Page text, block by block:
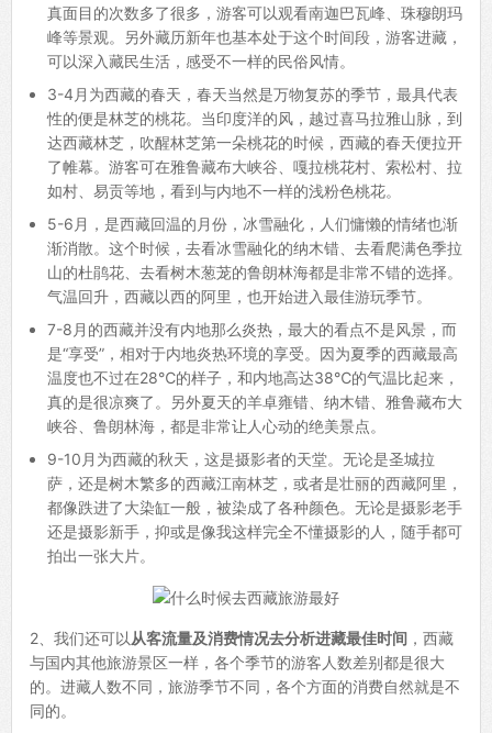
真面目的次数多了很多，游客可以观看南迦巴瓦峰、珠穆朗玛
峰等景观。另外藏历新年也基本处于这个时间段，游客进藏，
可以深入藏民生活，感受不一样的民俗风情。
3-4月为西藏的春天，春天当然是万物复苏的季节，最具代表
性的便是林芝的桃花。当印度洋的风，越过喜马拉雅山脉，到
达西藏林芝，吹醒林芝第一朵桃花的时候，西藏的春天便拉开
了帷幕。游客可在雅鲁藏布大峡谷、嘎拉桃花村、索松村、拉
如村、易贡等地，看到与内地不一样的浅粉色桃花。
5-6月，是西藏回温的月份，冰雪融化，人们慵懒的情绪也渐
渐消散。这个时候，去看冰雪融化的纳木错、去看爬满色季拉
山的杜鹃花、去看树木葱茏的鲁朗林海都是非常不错的选择。
气温回升，西藏以西的阿里，也开始进入最佳游玩季节。
7-8月的西藏并没有内地那么炎热，最大的看点不是风景，而
是“享受”，相对于内地炎热环境的享受。因为夏季的西藏最高
温度也不过在28℃的样子，和内地高达38℃的气温比起来，
真的是很凉爽了。另外夏天的羊卓雍错、纳木错、雅鲁藏布大
峡谷、鲁朗林海，都是非常让人心动的绝美景点。
9-10月为西藏的秋天，这是摄影者的天堂。无论是圣城拉
萨，还是树木繁多的西藏江南林芝，或者是壮丽的西藏阿里，
都像跌进了大染缸一般，被染成了各种颜色。无论是摄影老手
还是摄影新手，抑或是像我这样完全不懂摄影的人，随手都可
拍出一张大片。
2、我们还可以 从客流量及消费情况去分析进藏最佳时间 ，西藏
与国内其他旅游景区一样，各个季节的游客人数差别都是很大
的。进藏人数不同，旅游季节不同，各个方面的消费自然就是不
同的。